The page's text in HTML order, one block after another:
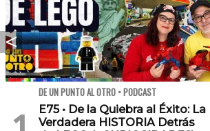
DE UN PUNTO AL OTRO • PODCAST
E75 • De la Quiebra al Éxito: La
Verdadera HISTORIA Detrás